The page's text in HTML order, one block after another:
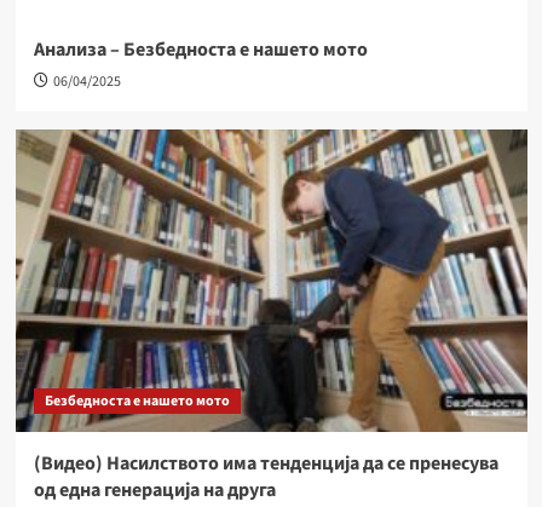
Анализа – Безбедноста е нашето мото
06/04/2025
Безбедноста е нашето мото
(Видео) Насилството има тенденција да се пренесува
од една генерација на друга